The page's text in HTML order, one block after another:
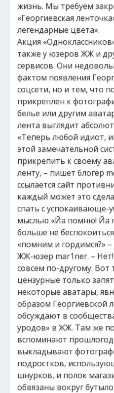
жизнь. Мы требуем
«Георгиевская
легендарные цвета».
Акция
также у юзеров ЖЖ и
сервисов. Они
фактом появления
соцсети, но и тем, что
прикреплен к
белье или другим
лента выглядит
«Теперь любой идиот,
этой замечательной
прикрепить к своему
ленту, – пишет блогер
ссылается сайт
каждый может это
спать с
мыслью «Йа помню! Йа
больше не
«помним и гордимся?»
ЖЖ-юзер mar1ner. – Нет!
совсем по-другому. Вот
цензурные только
некоторые аватары,
образом Георгиевской
обсуждают в
уродов» в ЖЖ. Там же
вспоминают
выкладывают
подростков,
шнурков, и полок
обвязаны вокруг